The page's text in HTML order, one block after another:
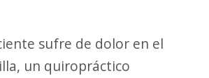
un quiropráctico